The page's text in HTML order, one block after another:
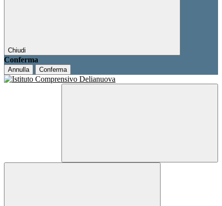
Chiudi
Conferma
Annulla Conferma